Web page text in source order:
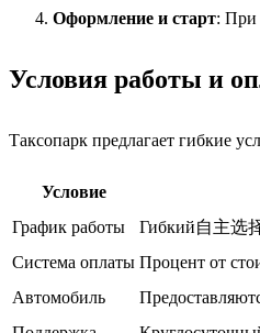
Оформление и старт: При
Условия работы и
Таксопарк предлагает гибкие
Условие
График работы
Гибкий自主选
Система оплаты Процент от
Автомобиль